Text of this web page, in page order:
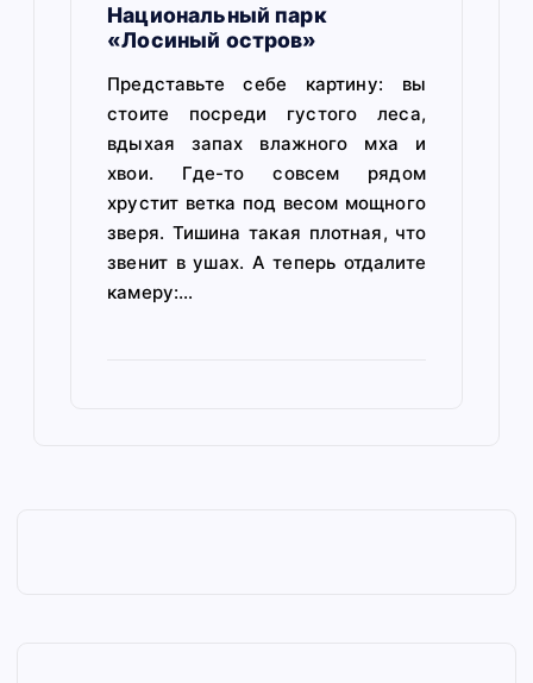
Национальный парк
«Лосиный остров»
Представьте себе картину: вы
стоите посреди густого леса,
вдыхая запах влажного мха и
хвои. Где-то совсем рядом
хрустит ветка под весом мощного
зверя. Тишина такая плотная, что
звенит в ушах. А теперь отдалите
камеру:…